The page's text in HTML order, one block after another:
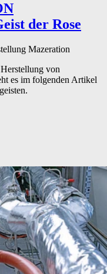
der Rose
Mazeration
von
es im folgenden Artikel